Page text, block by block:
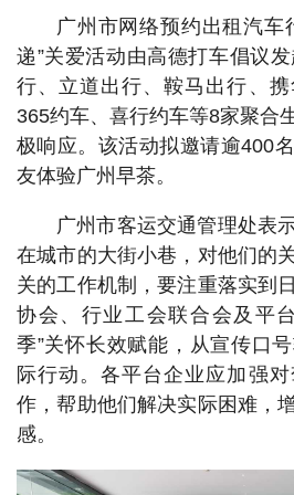
广州市网络预约出租汽车
递”关爱活动由高德打车倡议
行、立道出行、鞍马出行、携
365约车、喜行约车等8家聚合
极响应。该活动拟邀请逾400
友体验广州早茶。
广州市客运交通管理处表
在城市的大街小巷，对他们的
关的工作机制，要注重落实到
协会、行业工会联合会及平
季”关怀长效赋能，从宣传口
际行动。各平台企业应加强
作，帮助他们解决实际困难，
感。